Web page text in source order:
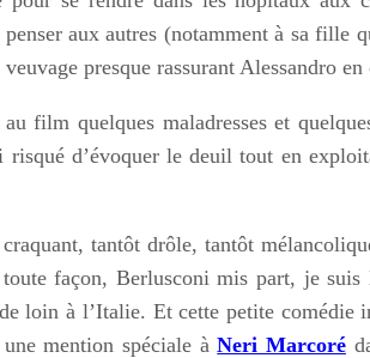
aux autres (notamment à sa fille
presque rassurant Alessandro
film quelques maladresses et
d’évoquer le deuil tout en
tantôt drôle, tantôt
façon, Berlusconi mis part, je suis
loin à l’Italie. Et cette petite comédie
mention spéciale àNeri Marcoré